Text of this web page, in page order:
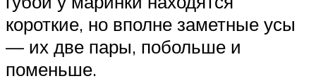
короткие, но вполне заметные усы
— их две пары, побольше и
поменьше.